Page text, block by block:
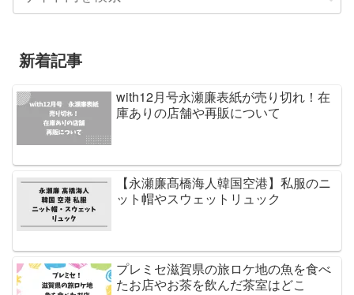
新着記事
with12月号永瀬廉表紙が売り切れ！在
庫ありの店舗や再販について
【永瀬廉髙橋海人韓国空港】私服のニ
ット帽やスウェットリュック
プレミセ滋賀県の旅ロケ地の魚を食べ
たお店やお茶を飲んだ茶室はどこ